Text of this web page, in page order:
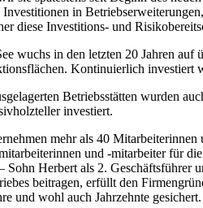
in
diese Investitions- und
wuchs in den letzten 20 Jahren
Kontinuierlich investiert
Betriebsstätten wurden
investiert.
mehr als 40
und -mitarbeiter für
Sohn Herbert als 2.
beitragen, erfüllt den
und wohl auch Jahrzehnte gesichert.